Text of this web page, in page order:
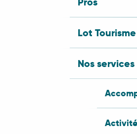
Lot Tourisme
Nos services